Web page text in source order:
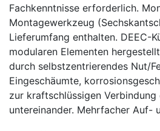
Fachkenntnisse erforderlich.
Montagewerkzeug
Lieferumfang enthalten. DEEC-
modularen Elementen
durch selbstzentrierendes Nut/
Eingeschäumte,
zur kraftschlüssigen Verbindung
untereinander. Mehrfacher Auf-